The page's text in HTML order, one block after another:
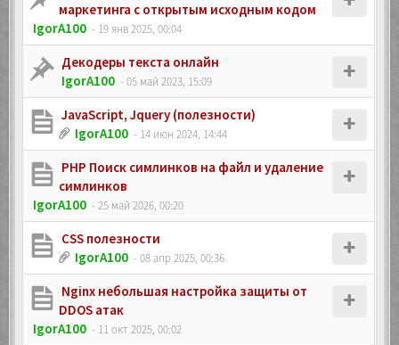
маркетинга с открытым исходным кодом
IgorA100 - 19 янв 2025, 00:04
Декодеры текста онлайн
IgorA100 - 05 май 2023, 15:09
JavaScript, Jquery (полезности)
IgorA100 - 14 июн 2024, 14:44
PHP Поиск симлинков на файл и удаление
симлинков
IgorA100 - 25 май 2026, 00:20
CSS полезности
IgorA100 - 08 апр 2025, 00:36
Nginx небольшая настройка защиты от
DDOS атак
IgorA100 - 11 окт 2025, 00:02